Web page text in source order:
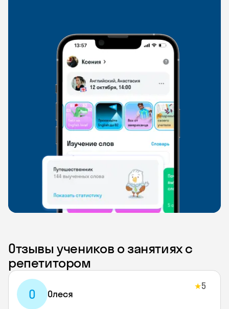
Отзывы учеников о занятиях с
репетитором
О Олеся
★5